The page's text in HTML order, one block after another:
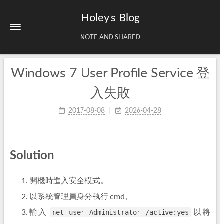
Holey's Blog
NOTE AND SHARED
Home
Windows 7 User Profile Service 登
入失敗
2017-08-08 2026-04-28
Solution
開機時進入安全模式。
以系統管理員身分執行 cmd。
輸入
net user Administrator /active:yes
以將